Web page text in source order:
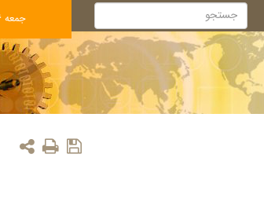
جمعه 16 مرداد 1405